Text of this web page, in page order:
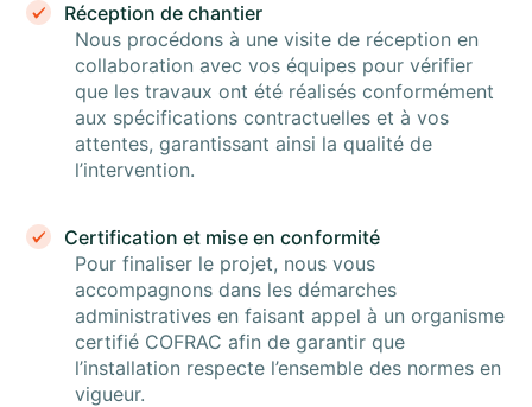
Réception de chantier
Nous procédons à une visite de réception en
collaboration avec vos équipes pour vérifier
que les travaux ont été réalisés conformément
aux spécifications contractuelles et à vos
attentes, garantissant ainsi la qualité de
l’intervention.
Certification et mise en conformité
Pour finaliser le projet, nous vous
accompagnons dans les démarches
administratives en faisant appel à un organisme
certifié COFRAC afin de garantir que
l’installation respecte l’ensemble des normes en
vigueur.